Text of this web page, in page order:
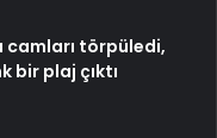
camları törpüledi,
bir plaj çıktı